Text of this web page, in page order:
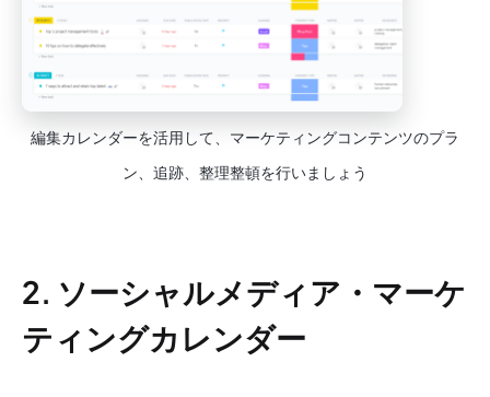
編集カレンダーを活用して、マーケティングコンテンツのプラ
ン、追跡、整理整頓を行いましょう
2. ソーシャルメディア・マーケ
ティングカレンダー